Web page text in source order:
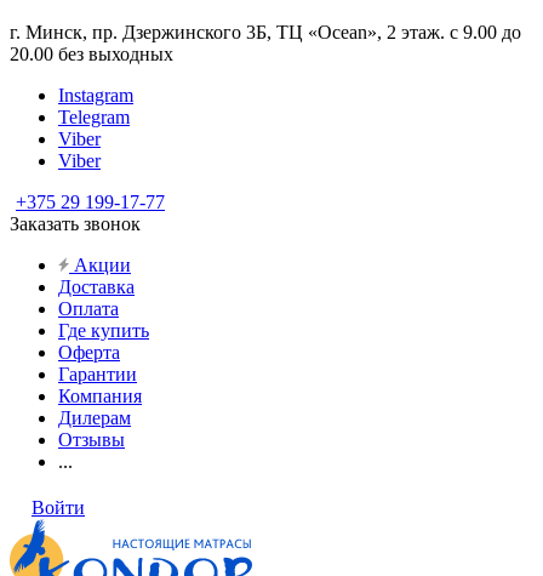
г. Минск, пр. Дзержинского 3Б, ТЦ «Ocean», 2 этаж. с 9.00 до
20.00 без выходных
Instagram
Telegram
Viber
Viber
+375 29 199-17-77
Заказать звонок
Акции
Доставка
Оплата
Где купить
Оферта
Гарантии
Компания
Дилерам
Отзывы
...
Войти